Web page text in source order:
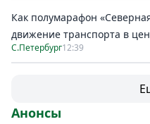
Как полумарафон
движение транспорта в
С.Петербург12:39
Анонсы